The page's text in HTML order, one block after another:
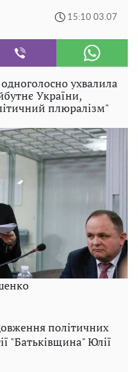
15:10 03.07
ухвалила
України,
плюралізм"
політичних
"Батьківщина" Юлії